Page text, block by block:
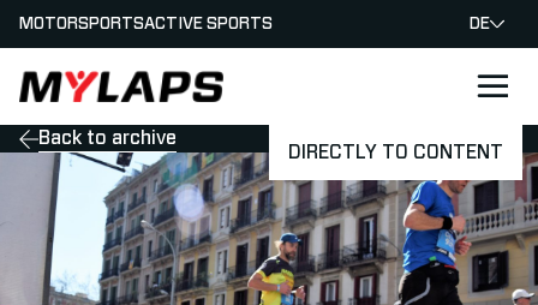
DIRECTLY TO CONTENT
LOGO MYLAPS - GERMAN
MOTORSPORTSACTIVE SPORTS DE
Back to archive